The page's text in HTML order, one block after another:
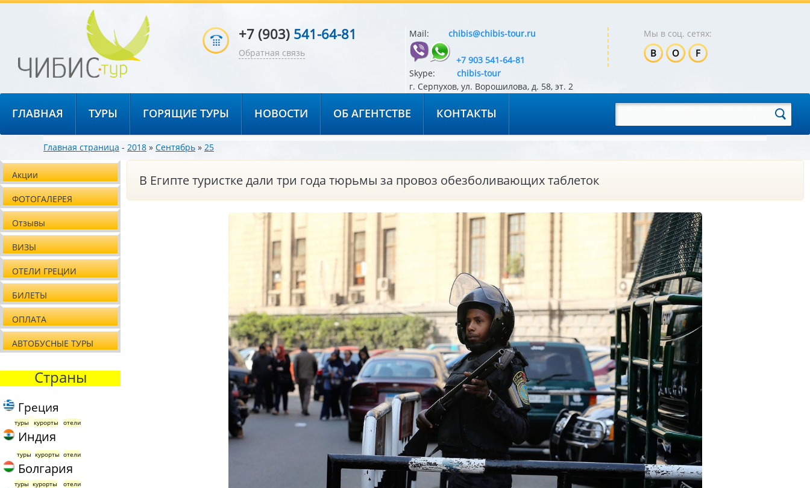
+7 (903) 541-64-81
Обратная связь
Mail: chibis@chibis-tour.ru
+7 903 541-64-81
Skype:
chibis-tour
г. Серпухов, ул. Ворошилова, д. 58, эт. 2
Мы в соц. сетях:
B O F
ГЛАВНАЯ ТУРЫ ГОРЯЩИЕ ТУРЫ НОВОСТИ ОБ АГЕНТСТВЕ КОНТАКТЫ
Главная страница - 2018 » Сентябрь » 25
Акции
ФОТОГАЛЕРЕЯ
Отзывы
ВИЗЫ
ОТЕЛИ ГРЕЦИИ
БИЛЕТЫ
ОПЛАТА
АВТОБУСНЫЕ ТУРЫ
Страны
Греция
туры курорты отели
Индия
туры курорты отели
Болгария
туры курорты отели
В Египте туристке дали три года тюрьмы за провоз обезболивающих таблеток